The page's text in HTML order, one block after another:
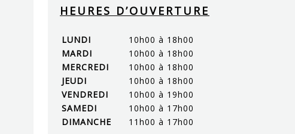
HEURES D’OUVERTURE
LUNDI
10h00 à 18h00
MARDI
10h00 à 18h00
MERCREDI
10h00 à 18h00
JEUDI
10h00 à 18h00
VENDREDI
10h00 à 19h00
SAMEDI
10h00 à 17h00
DIMANCHE
11h00 à 17h00